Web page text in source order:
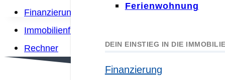
Für Vermieter
DIE NEUESTEN BEITRÄGE
Miete|Mieter
Ferienwohnung
DEIN EINSTIEG IN DIE
Finanzierung
Finanzierung
Immobilienfinanzierung
Rechner